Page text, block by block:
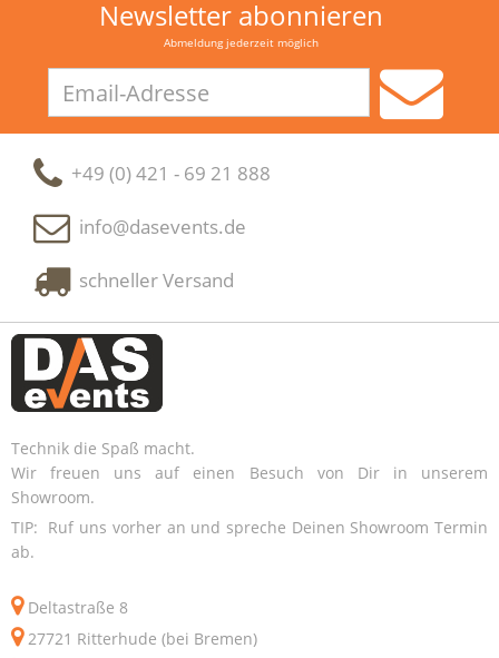
Newsletter abonnieren
Abmeldung jederzeit möglich
Adresse
+49 (0) 421 - 69 21 888
info@dasevents.de
schneller Versand
Technik die Spaß macht.
Wir freuen uns auf einen Besuch von Dir in unserem
Showroom.
TIP: Ruf uns vorher an und spreche Deinen Showroom Termin
ab.
Deltastraße 8
27721 Ritterhude (bei Bremen)